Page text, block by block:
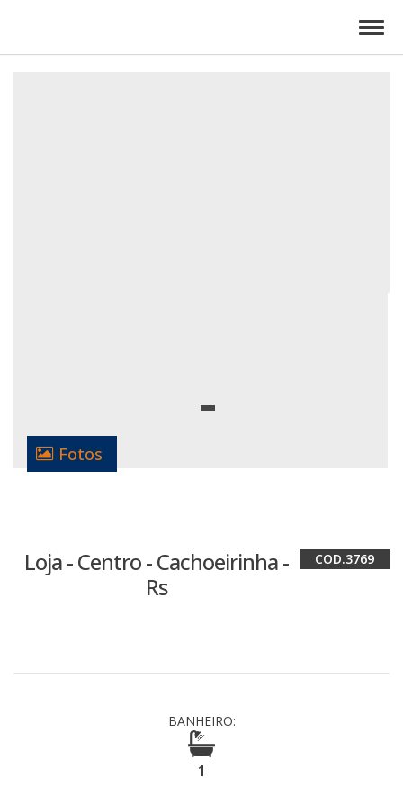
Fotos
Loja - Centro - Cachoeirinha -
Rs
3769
BANHEIRO:
1